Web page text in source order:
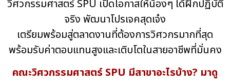
วิศวกรรมศาสตร์ SPU เปิดโอกาสให้น้องๆ ได้ฝึกปฏิบัติ
จริง พัฒนาโปรเจคสุดเจ๋ง
เตรียมพร้อมสู่ตลาดงานที่ต้องการวิศวกรมากที่สุด
พร้อมรับค่าตอบแทนสูงและเติบโตในสายอาชีพที่มั่นคง
คณะวิศวกรรมศาสตร์ SPU มีสาขาอะไรบ้าง? มาดู